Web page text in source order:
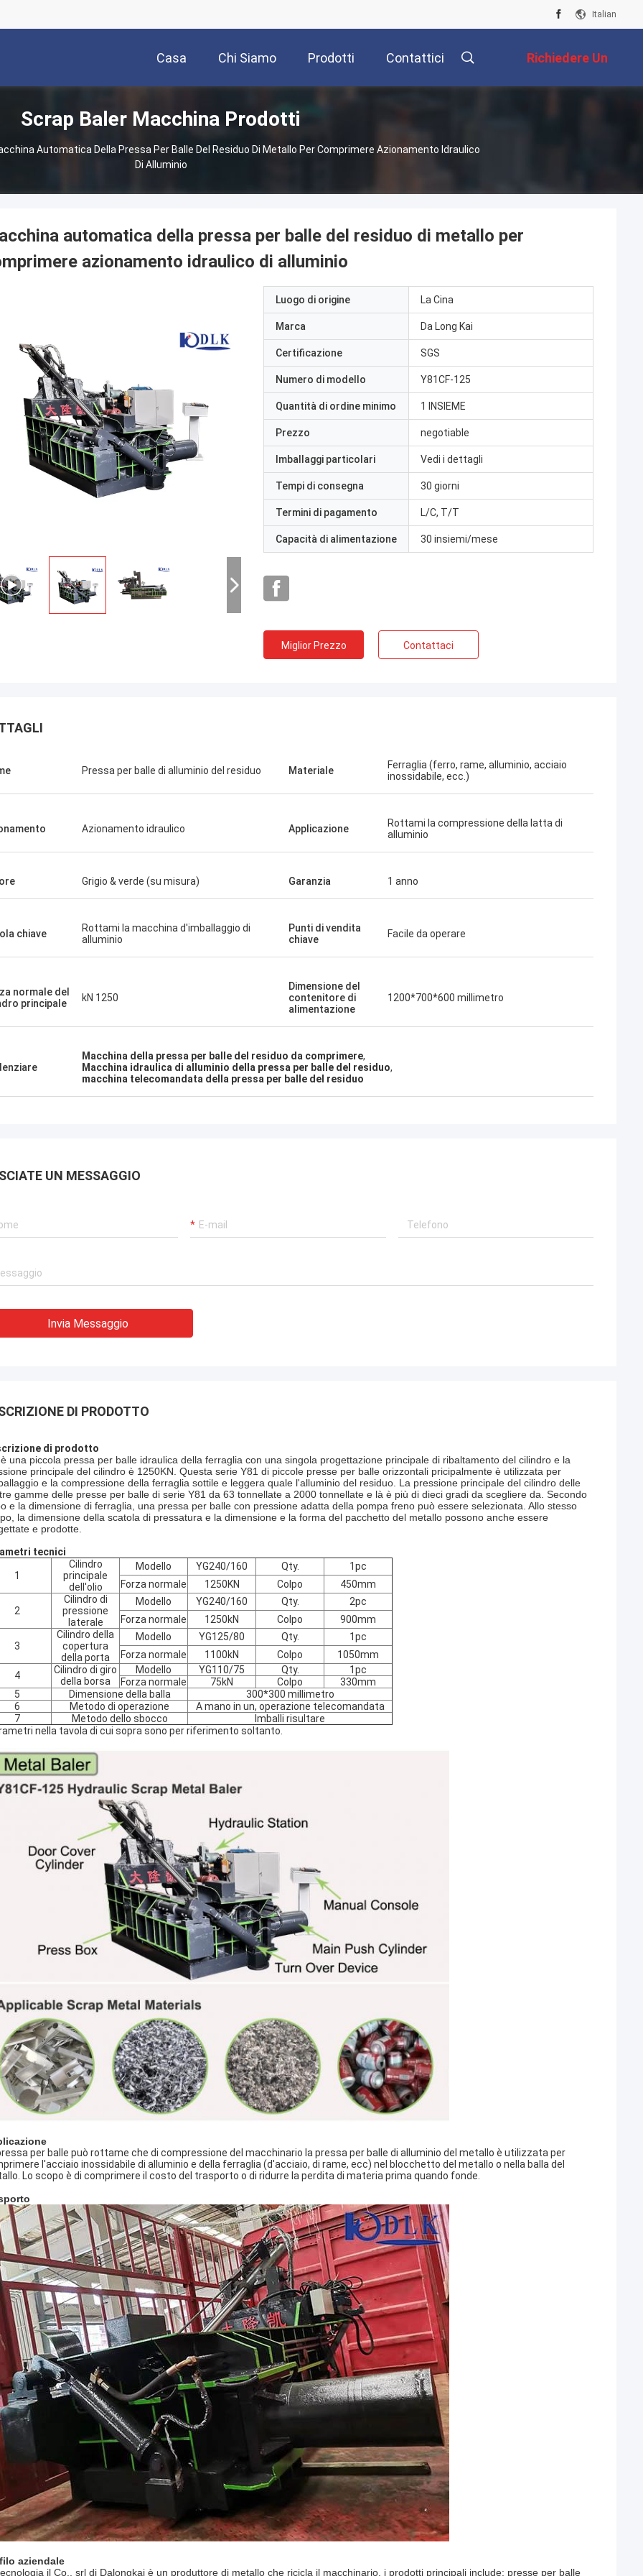
Italian
Casa Chi Siamo Prodotti Contattici Richiedere Un
Preventivo
Scrap Baler Macchina Prodotti
Automatica Della Pressa Per Balle Del Residuo Di Metallo Per Comprimere Azionamento Idraulico
Di Alluminio
automatica della pressa per balle del residuo di metallo per
azionamento idraulico di alluminio
Luogo di origine La Cina
Marca Da Long Kai
Certificazione SGS
Numero di modello Y81CF-125
Quantità di ordine minimo 1 INSIEME
Prezzo negotiable
Imballaggi particolari Vedi i dettagli
Tempi di consegna 30 giorni
Termini di pagamento L/C, T/T
Capacità di alimentazione 30 insiemi/mese
Miglior Prezzo Contattaci
Pressa per balle di alluminio del residuo Materiale
Ferraglia (ferro, rame, alluminio, acciaio
inossidabile, ecc.)
Azionamento idraulico Applicazione
Rottami la compressione della latta di
alluminio
Grigio & verde (su misura) Garanzia 1 anno
chiave
Rottami la macchina d'imballaggio di
alluminio
Punti di vendita
chiave
Facile da operare
normale del
principale
kN 1250
Dimensione del
contenitore di
alimentazione
1200*700*600 millimetro
Macchina della pressa per balle del residuo da comprimere,
Macchina idraulica di alluminio della pressa per balle del residuo,
macchina telecomandata della pressa per balle del residuo
UN MESSAGGIO
Invia Messaggio
DI PRODOTTO
di prodotto
una piccola pressa per balle idraulica della ferraglia con una singola progettazione principale di ribaltamento del cilindro e la
principale del cilindro è 1250KN. Questa serie Y81 di piccole presse per balle orizzontali pricipalmente è utilizzata per
e la compressione della ferraglia sottile e leggera quale l'alluminio del residuo. La pressione principale del cilindro delle
gamme delle presse per balle di serie Y81 da 63 tonnellate a 2000 tonnellate e là è più di dieci gradi da scegliere da. Secondo
e la dimensione di ferraglia, una pressa per balle con pressione adatta della pompa freno può essere selezionata. Allo stesso
la dimensione della scatola di pressatura e la dimensione e la forma del pacchetto del metallo possono anche essere
e prodotte.
tecnici
1
Cilindro
principale
dell'olio
Modello YG240/160 Qty.
1pc
Forza normale
1250KN Colpo 450mm
2
Cilindro di
pressione
laterale
Modello YG240/160 Qty.
2pc
Forza normale
1250kN Colpo 900mm
3
Cilindro della
copertura
della porta
Modello YG125/80 Qty.
1pc
Forza normale
1100kN Colpo
1050mm
4
Cilindro di giro
della borsa
Modello YG110/75 Qty.
1pc
Forza normale
75kN Colpo
330mm
5
Dimensione della balla
300*300 millimetro
6
Metodo di operazione
A mano in un, operazione telecomandata
7
Metodo dello sbocco
Imballi risultare
nella tavola di cui sopra sono per riferimento soltanto.
per balle può rottame che di compressione del macchinario la pressa per balle di alluminio del metallo è utilizzata per
l'acciaio inossidabile di alluminio e della ferraglia (d'acciaio, di rame, ecc) nel blocchetto del metallo o nella balla del
Lo scopo è di comprimere il costo del trasporto o di ridurre la perdita di materia prima quando fonde.
aziendale
il Co., srl di Dalongkai è un produttore di metallo che ricicla il macchinario, i prodotti principali include: presse per balle